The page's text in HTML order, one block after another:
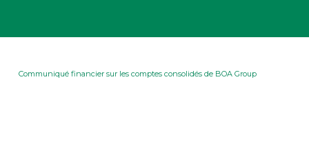
Communiqué financier sur les comptes consolidés de BOA Group